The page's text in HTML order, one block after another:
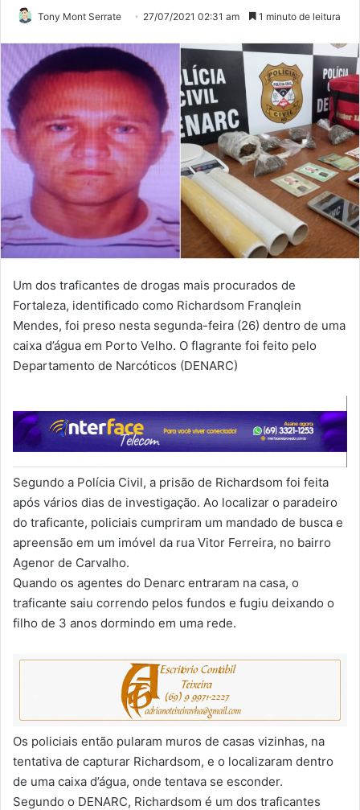
Tony Mont Serrate 27/07/2021 02:31 am 1 minuto de leitura
Um dos traficantes de drogas mais procurados de
Fortaleza, identificado como Richardsom Franqlein
Mendes, foi preso nesta segunda-feira (26) dentro de uma
caixa d’água em Porto Velho. O flagrante foi feito pelo
Departamento de Narcóticos (DENARC)
Segundo a Polícia Civil, a prisão de Richardsom foi feita
após vários dias de investigação. Ao localizar o paradeiro
do traficante, policiais cumpriram um mandado de busca e
apreensão em um imóvel da rua Vitor Ferreira, no bairro
Agenor de Carvalho.
Quando os agentes do Denarc entraram na casa, o
traficante saiu correndo pelos fundos e fugiu deixando o
filho de 3 anos dormindo em uma rede.
Os policiais então pularam muros de casas vizinhas, na
tentativa de capturar Richardsom, e o localizaram dentro
de uma caixa d’água, onde tentava se esconder.
Segundo o DENARC, Richardsom é um dos traficantes